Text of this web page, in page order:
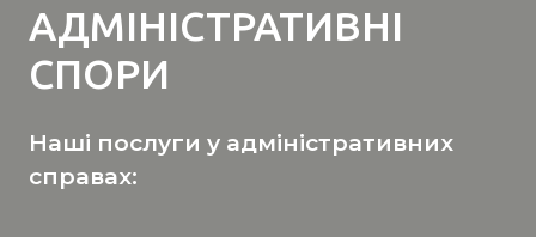
АДМІНІСТРАТИВНІ
СПОРИ
Наші послуги у адміністративних
справах: